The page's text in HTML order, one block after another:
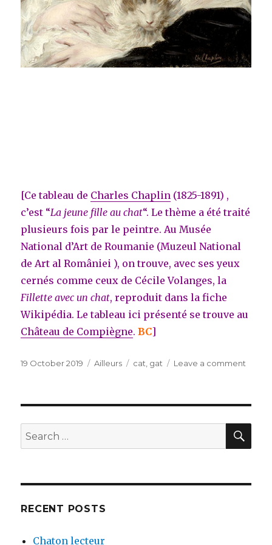
[Ce tableau de Charles Chaplin (1825-1891) ,
c’est “La jeune fille au chat“. Le thème a été traité
plusieurs fois par le peintre. Au Musée
National d’Art de Roumanie (Muzeul National
de Art al României ), on trouve, avec ses yeux
cernés comme ceux de Cécile Volanges, la
Fillette avec un chat, reproduit dans la fiche
Wikipédia. Le tableau ici présenté se trouve au
Château de Compiègne.BC]
Posted
19 October 2019 Categories
Ailleurs Tags
cat gat Leave a comment
Search
for:
RECENT POSTS
Chaton lecteur